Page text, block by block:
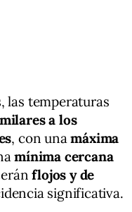
las temperaturas
a los
, con unamáxima
mínima cercana
flojos y de
significativa.